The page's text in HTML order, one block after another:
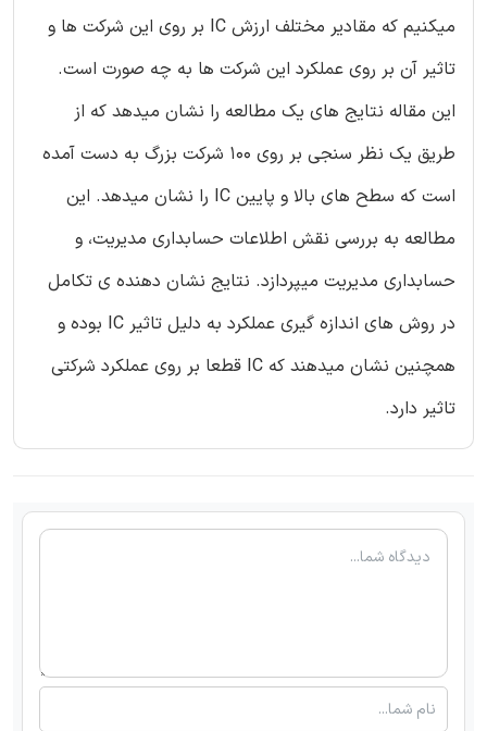
میکنیم که مقادیر مختلف ارزش IC بر روی این شرکت ها و
تاثیر آن بر روی عملکرد این شرکت ها به چه صورت است.
این مقاله نتایج های یک مطالعه را نشان میدهد که از
طریق یک نظر سنجی بر روی 100 شرکت بزرگ به دست آمده
است که سطح های بالا و پایین IC را نشان میدهد. این
مطالعه به بررسی نقش اطلاعات حسابداری مدیریت، و
حسابداری مدیریت میپردازد. نتایج نشان دهنده ی تکامل
در روش های اندازه گیری عملکرد به دلیل تاثیر IC بوده و
همچنین نشان میدهند که IC قطعا بر روی عملکرد شرکتی
تاثیر دارد.